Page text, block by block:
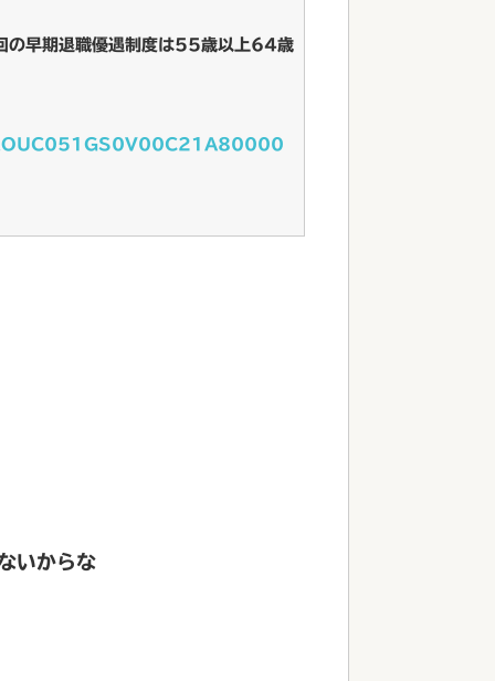
の早期退職優遇制度は55歳以上64歳
いからな